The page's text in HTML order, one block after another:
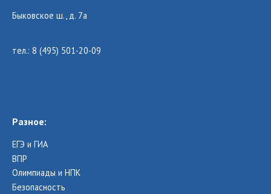
Быковское ш., д. 7а
тел.: 8 (495) 501-20-09
Разное:
ЕГЭ и ГИА
ВПР
Олимпиады и НПК
Безопасность